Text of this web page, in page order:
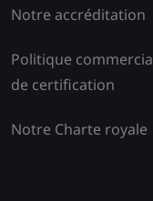
Notre accréditation
Politique
de certification
Notre Charte royale